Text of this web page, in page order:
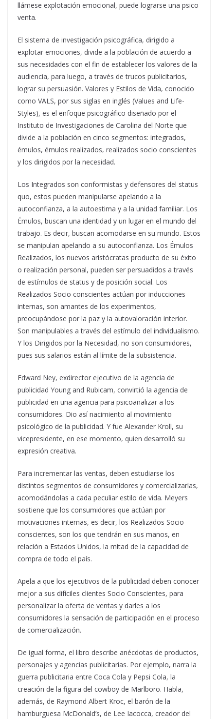
llámese explotación emocional, puede lograrse una psico
venta.
El sistema de investigación psicográfica, dirigido a
explotar emociones, divide a la población de acuerdo a
sus necesidades con el fin de establecer los valores de la
audiencia, para luego, a través de trucos publicitarios,
lograr su persuasión. Valores y Estilos de Vida, conocido
como VALS, por sus siglas en inglés (Values and Life-
Styles), es el enfoque psicográfico diseñado por el
Instituto de Investigaciones de Carolina del Norte que
divide a la población en cinco segmentos: integrados,
émulos, émulos realizados, realizados socio conscientes
y los dirigidos por la necesidad.
Los Integrados son conformistas y defensores del status
quo, estos pueden manipularse apelando a la
autoconfianza, a la autoestima y a la unidad familiar. Los
Émulos, buscan una identidad y un lugar en el mundo del
trabajo. Es decir, buscan acomodarse en su mundo. Estos
se manipulan apelando a su autoconfianza. Los Émulos
Realizados, los nuevos aristócratas producto de su éxito
o realización personal, pueden ser persuadidos a través
de estímulos de status y de posición social. Los
Realizados Socio conscientes actúan por inducciones
internas, son amantes de los experimentos,
preocupándose por la paz y la autovaloración interior.
Son manipulables a través del estímulo del individualismo.
Y los Dirigidos por la Necesidad, no son consumidores,
pues sus salarios están al límite de la subsistencia.
Edward Ney, exdirector ejecutivo de la agencia de
publicidad Young and Rubicam, convirtió la agencia de
publicidad en una agencia para psicoanalizar a los
consumidores. Dio así nacimiento al movimiento
psicológico de la publicidad. Y fue Alexander Kroll, su
vicepresidente, en ese momento, quien desarrolló su
expresión creativa.
Para incrementar las ventas, deben estudiarse los
distintos segmentos de consumidores y comercializarlas,
acomodándolas a cada peculiar estilo de vida. Meyers
sostiene que los consumidores que actúan por
motivaciones internas, es decir, los Realizados Socio
conscientes, son los que tendrán en sus manos, en
relación a Estados Unidos, la mitad de la capacidad de
compra de todo el país.
Apela a que los ejecutivos de la publicidad deben conocer
mejor a sus difíciles clientes Socio Conscientes, para
personalizar la oferta de ventas y darles a los
consumidores la sensación de participación en el proceso
de comercialización.
De igual forma, el libro describe anécdotas de productos,
personajes y agencias publicitarias. Por ejemplo, narra la
guerra publicitaria entre Coca Cola y Pepsi Cola, la
creación de la figura del cowboy de Marlboro. Habla,
además, de Raymond Albert Kroc, el barón de la
hamburguesa McDonald’s, de Lee Iacocca, creador del